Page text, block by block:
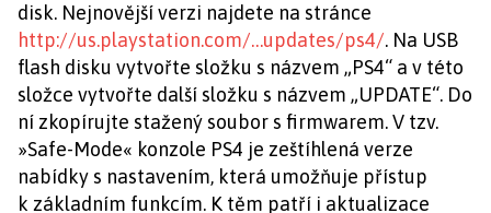
disk. Nejnovější verzi najdete na stránce
http://us.playstation.com/…updates/ps4/. Na USB
flash disku vytvořte složku s názvem „PS4“ a v této
složce vytvořte další složku s názvem „UPDATE“. Do
ní zkopírujte stažený soubor s firmwarem. V tzv.
»Safe-Mode« konzole PS4 je zeštíhlená verze
nabídky s nastavením, která umožňuje přístup
k základním funkcím. K těm patří i aktualizace